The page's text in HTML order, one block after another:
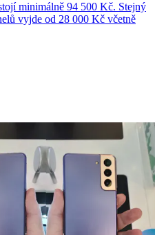
minimálně 94 500 Kč. Stejný
vyjde od 28 000 Kč včetně